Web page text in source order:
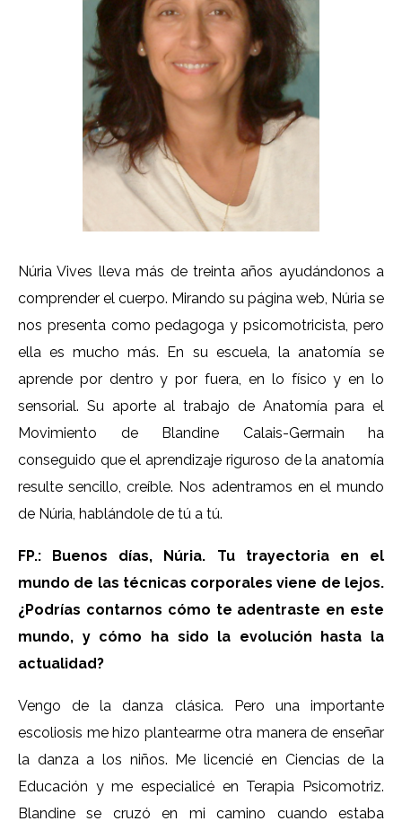
Núria Vives lleva más de treinta años ayudándonos a
comprender el cuerpo. Mirando su página web, Núria se
nos presenta como pedagoga y psicomotricista, pero
ella es mucho más. En su escuela, la anatomía se
aprende por dentro y por fuera, en lo físico y en lo
sensorial. Su aporte al trabajo de Anatomía para el
Movimiento de Blandine Calais-Germain ha
conseguido que el aprendizaje riguroso de la anatomía
resulte sencillo, creíble. Nos adentramos en el mundo
de Núria, hablándole de tú a tú.
FP.: Buenos días, Núria. Tu trayectoria en el
mundo de las técnicas corporales viene de lejos.
¿Podrías contarnos cómo te adentraste en este
mundo, y cómo ha sido la evolución hasta la
actualidad?
Vengo de la danza clásica. Pero una importante
escoliosis me hizo plantearme otra manera de enseñar
la danza a los niños. Me licencié en Ciencias de la
Educación y me especialicé en Terapia Psicomotriz.
Blandine se cruzó en mi camino cuando estaba